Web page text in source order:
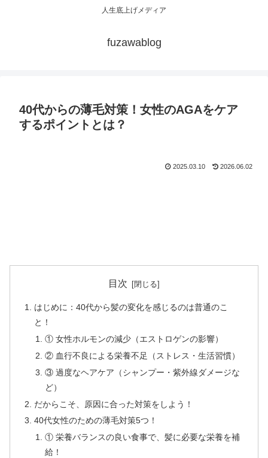
人生底上げメディア
fuzawablog
40代からの薄毛対策！女性のAGAをケア
するポイントとは？
2025.03.10 2026.06.02
目次
はじめに：40代から髪の変化を感じるのは普通のこ
と！
① 女性ホルモンの減少（エストロゲンの影響）
② 血行不良による栄養不足（ストレス・生活習慣）
③ 過度なヘアケア（シャンプー・紫外線ダメージな
ど）
だからこそ、原因に合った対策をしよう！
40代女性のための薄毛対策5つ！
① 栄養バランスの良い食事で、髪に必要な栄養を補
給！